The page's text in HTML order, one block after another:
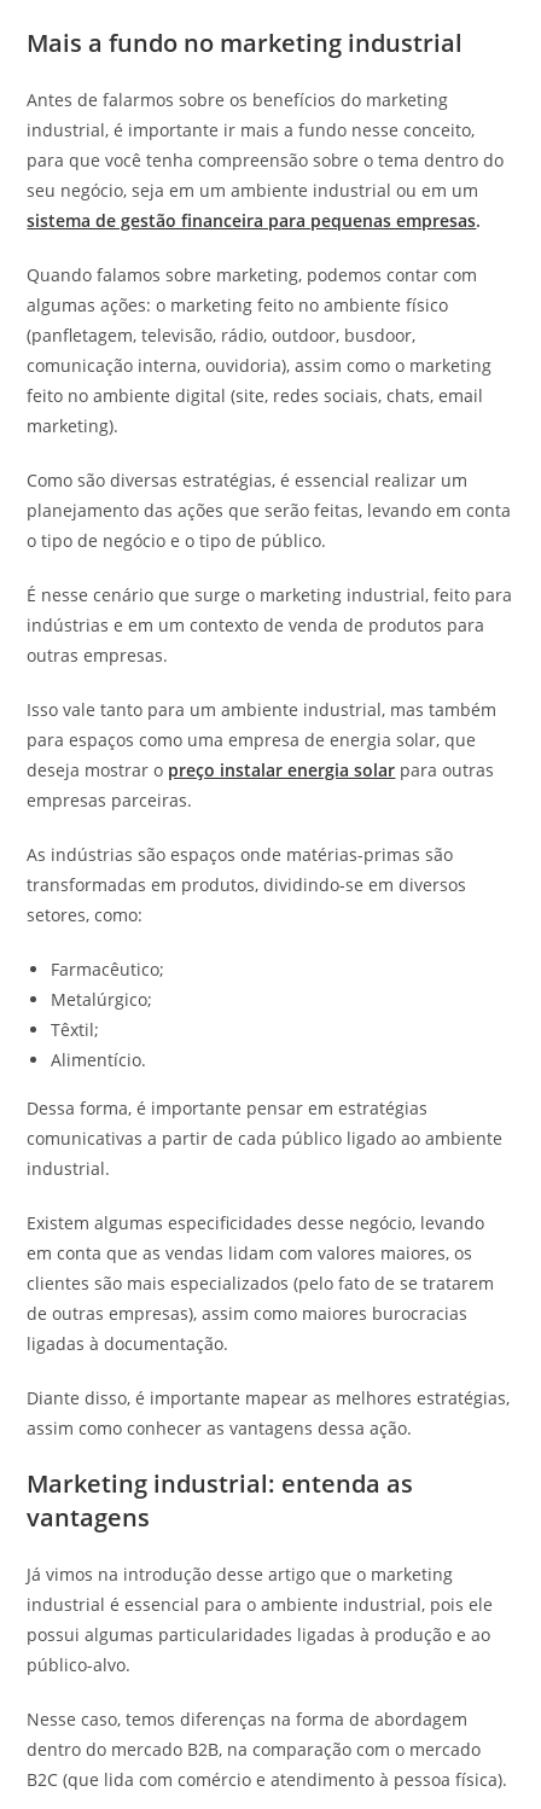
Mais a fundo no marketing industrial
Antes de falarmos sobre os benefícios do marketing
industrial, é importante ir mais a fundo nesse conceito,
para que você tenha compreensão sobre o tema dentro do
seu negócio, seja em um ambiente industrial ou em um
sistema de gestão financeira para pequenas empresas.
Quando falamos sobre marketing, podemos contar com
algumas ações: o marketing feito no ambiente físico
(panfletagem, televisão, rádio, outdoor, busdoor,
comunicação interna, ouvidoria), assim como o marketing
feito no ambiente digital (site, redes sociais, chats, email
marketing).
Como são diversas estratégias, é essencial realizar um
planejamento das ações que serão feitas, levando em conta
o tipo de negócio e o tipo de público.
É nesse cenário que surge o marketing industrial, feito para
indústrias e em um contexto de venda de produtos para
outras empresas.
Isso vale tanto para um ambiente industrial, mas também
para espaços como uma empresa de energia solar, que
deseja mostrar o preço instalar energia solar para outras
empresas parceiras.
As indústrias são espaços onde matérias-primas são
transformadas em produtos, dividindo-se em diversos
setores, como:
Farmacêutico;
Metalúrgico;
Têxtil;
Alimentício.
Dessa forma, é importante pensar em estratégias
comunicativas a partir de cada público ligado ao ambiente
industrial.
Existem algumas especificidades desse negócio, levando
em conta que as vendas lidam com valores maiores, os
clientes são mais especializados (pelo fato de se tratarem
de outras empresas), assim como maiores burocracias
ligadas à documentação.
Diante disso, é importante mapear as melhores estratégias,
assim como conhecer as vantagens dessa ação.
Marketing industrial: entenda as
vantagens
Já vimos na introdução desse artigo que o marketing
industrial é essencial para o ambiente industrial, pois ele
possui algumas particularidades ligadas à produção e ao
público-alvo.
Nesse caso, temos diferenças na forma de abordagem
dentro do mercado B2B, na comparação com o mercado
B2C (que lida com comércio e atendimento à pessoa física).